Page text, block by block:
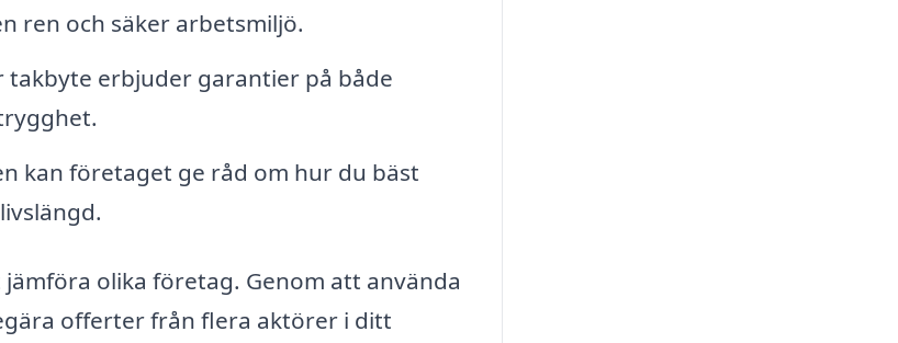
ren och säker arbetsmiljö.
erbjuder garantier på både
kan företaget ge råd om hur du bäst
olika företag. Genom att använda
offerter från flera aktörer i ditt